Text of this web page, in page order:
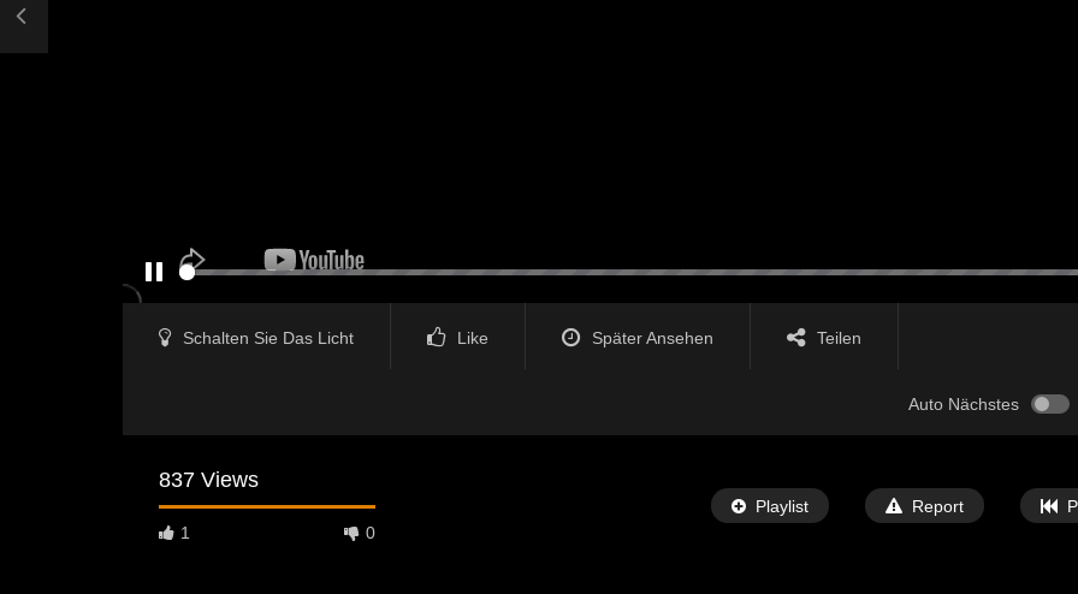
Schalten Sie Das Licht Like Später Ansehen Teilen
Auto Nächstes
837 Views
1 0
Playlist Report